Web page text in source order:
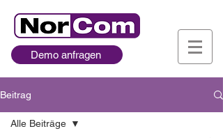
Demo anfragen
Beitrag
Alle Beiträge